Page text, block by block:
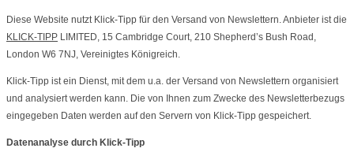
Diese Website nutzt Klick-Tipp für den Versand von Newslettern. Anbieter ist die
KLICK-TIPP LIMITED, 15 Cambridge Court, 210 Shepherd’s Bush Road,
London W6 7NJ, Vereinigtes Königreich.
Klick-Tipp ist ein Dienst, mit dem u.a. der Versand von Newslettern organisiert
und analysiert werden kann. Die von Ihnen zum Zwecke des Newsletterbezugs
eingegeben Daten werden auf den Servern von Klick-Tipp gespeichert.
Datenanalyse durch Klick-Tipp